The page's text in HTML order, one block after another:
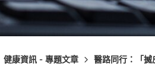
健康資訊 - 專題文章 醫路同行：「搣